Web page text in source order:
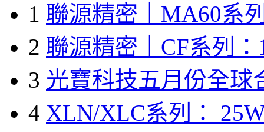
1 聯源精密｜MA60系
2 聯源精密｜CF系列：
3 光寶科技五月份全球
4 XLN/XLC系列：